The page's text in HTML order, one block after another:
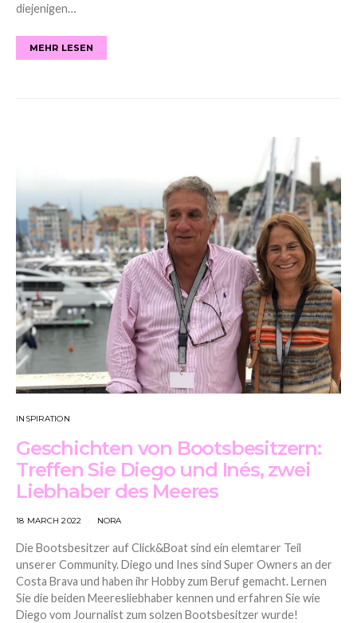
diejenigen…
MEHR LESEN
INSPIRATION
Geschichten von Bootsbesitzern:
Treffen Sie Diego und Inés, zwei
Liebhaber des Meeres
18 MARCH 2022 NORA
Die Bootsbesitzer auf Click&Boat sind ein elemtarer Teil
unserer Community. Diego und Ines sind Super Owners an der
Costa Brava und haben ihr Hobby zum Beruf gemacht. Lernen
Sie die beiden Meeresliebhaber kennen und erfahren Sie wie
Diego vom Journalist zum solzen Bootsbesitzer wurde!